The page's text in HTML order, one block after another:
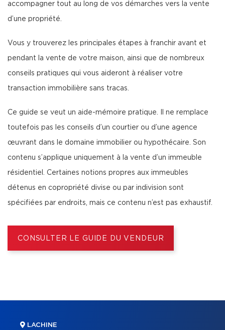
accompagner tout au long de vos démarches vers la vente
d’une propriété.
Vous y trouverez les principales étapes à franchir avant et
pendant la vente de votre maison, ainsi que de nombreux
conseils pratiques qui vous aideront à réaliser votre
transaction immobilière sans tracas.
Ce guide se veut un aide-mémoire pratique. Il ne remplace
toutefois pas les conseils d’un courtier ou d’une agence
œuvrant dans le domaine immobilier ou hypothécaire. Son
contenu s’applique uniquement à la vente d’un immeuble
résidentiel. Certaines notions propres aux immeubles
détenus en copropriété divise ou par indivision sont
spécifiées par endroits, mais ce contenu n’est pas exhaustif.
CONSULTER LE GUIDE DU VENDEUR
LACHINE